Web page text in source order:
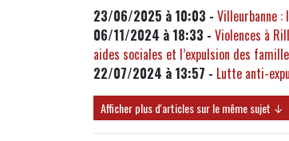
23/06/2025 à 10:03 - Villeurbanne :
06/11/2024 à 18:33 - Violences à
aides sociales et l’expulsion des
22/07/2024 à 13:57 - Lutte anti-
Afficher plus d'articles sur le même sujet ↓